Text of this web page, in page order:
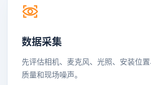
数据采集
先评估相机、麦克风、光照、安装位
质量和现场噪声。